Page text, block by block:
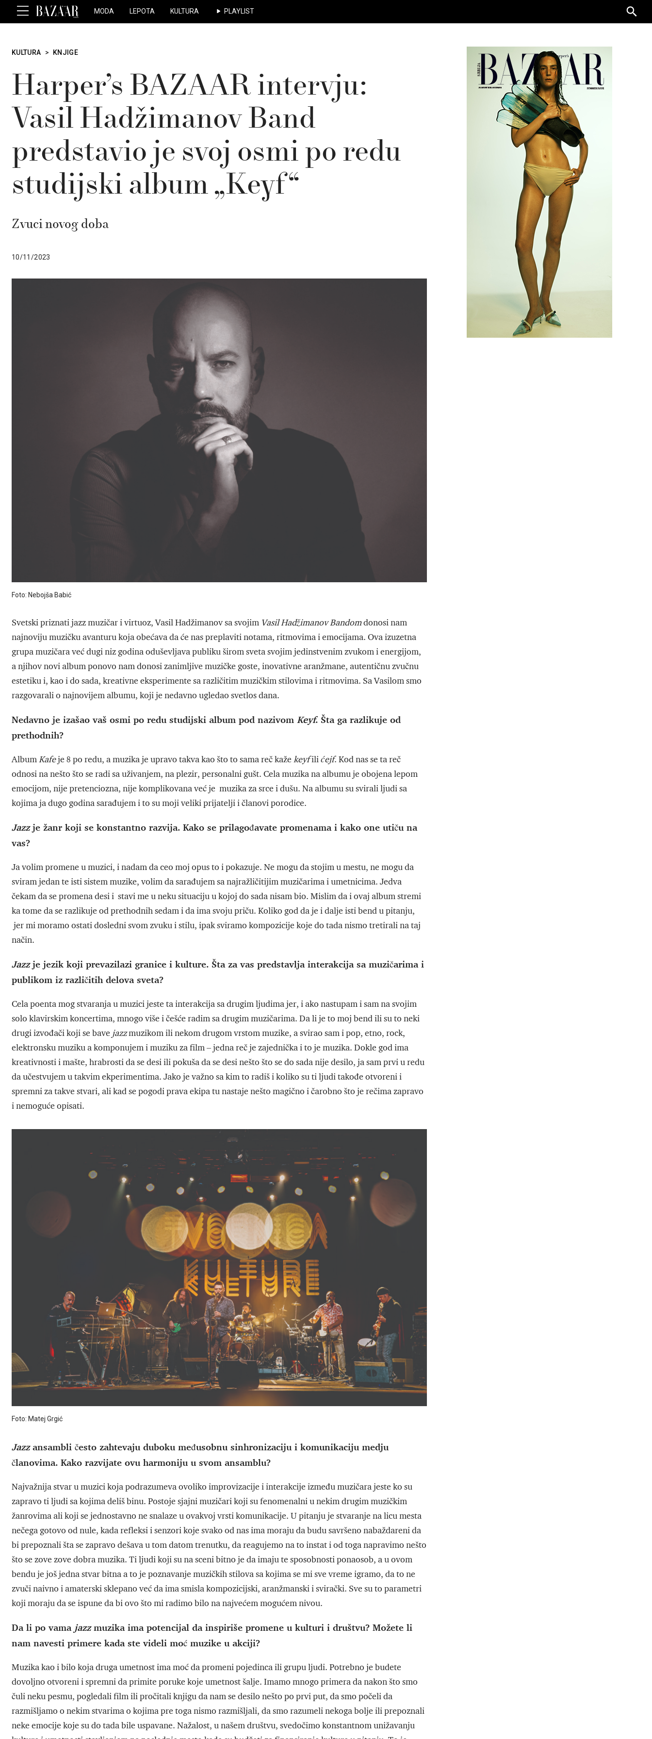
MODA LEPOTA KULTURA PLAYLIST
for:
KULTURA > KNJIGE
Harper’s BAZAAR intervju:
Vasil Hadžimanov Band
predstavio je svoj osmi po redu
studijski album „Keyf“
Zvuci novog doba
10/11/2023
Foto: Nebojša Babić
Svetski priznati jazz muzičar i virtuoz, Vasil Hadžimanov sa svojim Vasil Hadžimanov Bandomdonosi nam
najnoviju muzičku avanturu koja obećava da će nas preplaviti notama, ritmovima i emocijama. Ova izuzetna
grupa muzičara već dugi niz godina oduševljava publiku širom sveta svojim jedinstvenim zvukom i energijom,
a njihov novi album ponovo nam donosi zanimljive muzičke goste, inovativne aranžmane, autentičnu zvučnu
estetiku i, kao i do sada, kreativne eksperimente sa različitim muzičkim stilovima i ritmovima. Sa Vasilom smo
razgovarali o najnovijem albumu, koji je nedavno ugledao svetlos dana.
Nedavno je izašao vaš osmi po redu studijski album pod nazivom Keyf. Šta ga razlikuje od
prethodnih?
AlbumKafeje 8 po redu, a muzika je upravo takva kao što to sama reč kaže keyfilićejf. Kod nas se ta reč
odnosi na nešto što se radi sa uživanjem, na plezir, personalni gušt. Cela muzika na albumu je obojena lepom
emocijom, nije pretenciozna, nije komplikovana već je muzika za srce i dušu. Na albumu su svirali ljudi sa
kojima ja dugo godina sarađujem i to su moji veliki prijatelji i članovi porodice.
Jazzje žanr koji se konstantno razvija. Kako se prilagođavate promenama i kako one utiču na
vas?
Ja volim promene u muzici, i nadam da ceo moj opus to i pokazuje. Ne mogu da stojim u mestu, ne mogu da
sviram jedan te isti sistem muzike, volim da sarađujem sa najražličitijim muzičarima i umetnicima. Jedva
čekam da se promena desi i stavi me u neku situaciju u kojoj do sada nisam bio. Mislim da i ovaj album stremi
ka tome da se razlikuje od prethodnih sedam i da ima svoju priču. Koliko god da je i dalje isti bend u pitanju,
jer mi moramo ostati dosledni svom zvuku i stilu, ipak sviramo kompozicije koje do tada nismo tretirali na taj
način.
Jazzje jezik koji prevazilazi granice i kulture. Šta za vas predstavlja interakcija sa muzičarima i
publikom iz različitih delova sveta?
Cela poenta mog stvaranja u muzici jeste ta interakcija sa drugim ljudima jer, i ako nastupam i sam na svojim
solo klavirskim koncertima, mnogo više i češće radim sa drugim muzičarima. Da li je to moj bend ili su to neki
drugi izvođači koji se bave jazzmuzikom ili nekom drugom vrstom muzike, a svirao sam i pop, etno, rock,
elektronsku muziku a komponujem i muziku za film – jedna reč je zajednička i to je muzika. Dokle god ima
kreativnosti i mašte, hrabrosti da se desi ili pokuša da se desi nešto što se do sada nije desilo, ja sam prvi u redu
da učestvujem u takvim ekperimentima. Jako je važno sa kim to radiš i koliko su ti ljudi takođe otvoreni i
spremni za takve stvari, ali kad se pogodi prava ekipa tu nastaje nešto magično i čarobno što je rečima zapravo
i nemoguće opisati.
Foto: Matej Grgić
Jazzansambli često zahtevaju duboku međusobnu sinhronizaciju i komunikaciju medju
članovima. Kako razvijate ovu harmoniju u svom ansamblu?
Najvažnija stvar u muzici koja podrazumeva ovoliko improvizacije i interakcije između muzičara jeste ko su
zapravo ti ljudi sa kojima deliš binu. Postoje sjajni muzičari koji su fenomenalni u nekim drugim muzičkim
žanrovima ali koji se jednostavno ne snalaze u ovakvoj vrsti komunikacije. U pitanju je stvaranje na licu mesta
nečega gotovo od nule, kada refleksi i senzori koje svako od nas ima moraju da budu savršeno nabaždareni da
bi prepoznali šta se zapravo dešava u tom datom trenutku, da reagujemo na to instat i od toga napravimo nešto
što se zove zove dobra muzika. Ti ljudi koji su na sceni bitno je da imaju te sposobnosti ponaosob, a u ovom
bendu je još jedna stvar bitna a to je poznavanje muzičkih stilova sa kojima se mi sve vreme igramo, da to ne
zvuči naivno i amaterski sklepano već da ima smisla kompozicijski, aranžmanski i svirački. Sve su to parametri
koji moraju da se ispune da bi ovo što mi radimo bilo na najvećem mogućem nivou.
Da li po vama jazzmuzika ima potencijal da inspiriše promene u kulturi i društvu? Možete li
nam navesti primere kada ste videli moć muzike u akciji?
Muzika kao i bilo koja druga umetnost ima moć da promeni pojedinca ili grupu ljudi. Potrebno je budete
dovoljno otvoreni i spremni da primite poruke koje umetnost šalje. Imamo mnogo primera da nakon što smo
čuli neku pesmu, pogledali film ili pročitali knjigu da nam se desilo nešto po prvi put, da smo počeli da
razmišljamo o nekim stvarima o kojima pre toga nismo razmišljali, da smo razumeli nekoga bolje ili prepoznali
neke emocije koje su do tada bile uspavane. Nažalost, u našem društvu, svedočimo konstantnom unižavanju